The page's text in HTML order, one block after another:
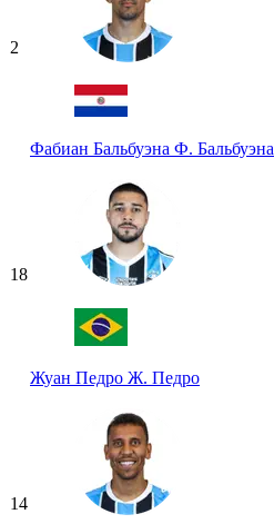
2
Фабиан Бальбуэна Ф. Бальбуэна
18
Жуан Педро Ж. Педро
14